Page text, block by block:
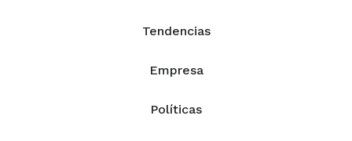
Tendencias
Empresa
Políticas